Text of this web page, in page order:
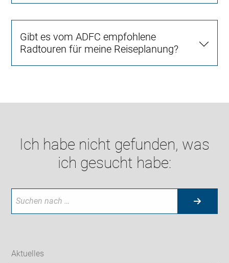
Gibt es vom ADFC empfohlene
Radtouren für meine Reiseplanung?
Ich habe nicht gefunden, was
ich gesucht habe:
Aktuelles